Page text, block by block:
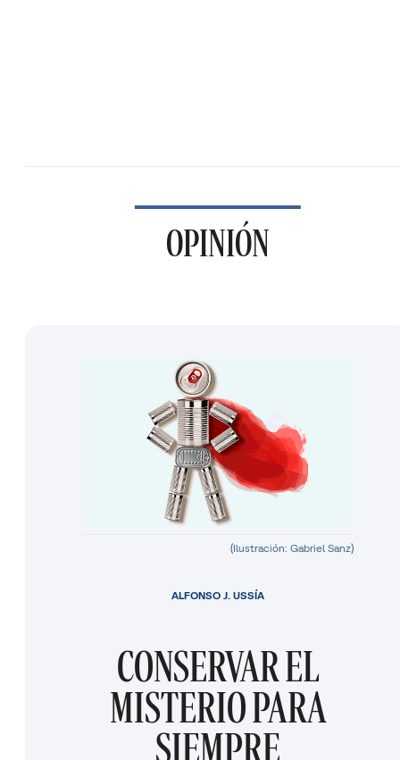
OPINIÓN
(Ilustración: Gabriel Sanz)
CONSERVAR EL
MISTERIO PARA
SIEMPRE
ALFONSO J. USSÍA